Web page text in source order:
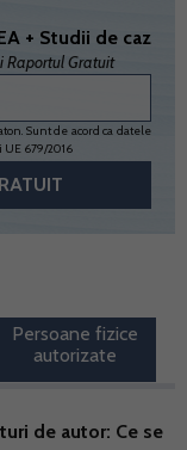
+ Studii de caz
Raportul Gratuit
Sunt de acord ca datele
679/2016
Persoane fizice
autorizate
de autor: Ce se